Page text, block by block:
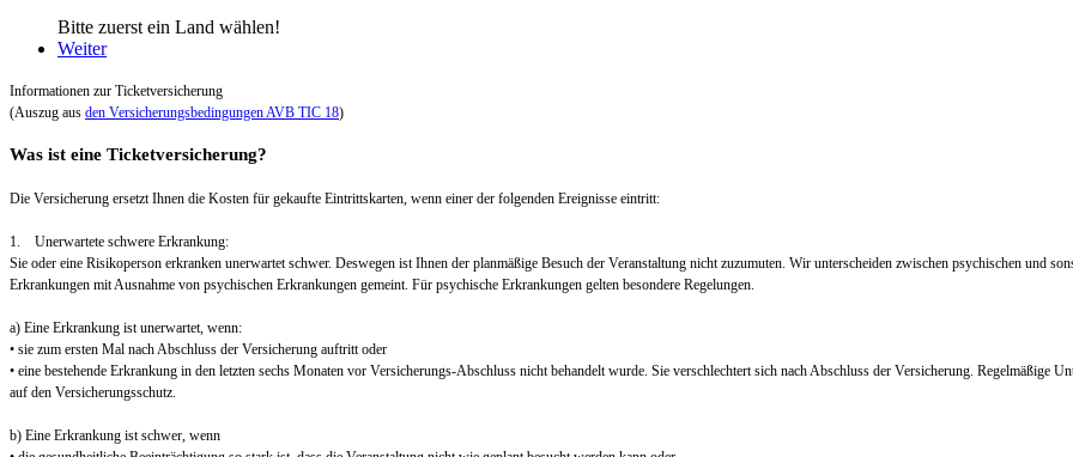
Bitte zuerst ein Land wählen!
Weiter
Informationen zur Ticketversicherung
(Auszug aus den Versicherungsbedingungen AVB TIC 18)
Was ist eine Ticketversicherung?
Die Versicherung ersetzt Ihnen die Kosten für gekaufte Eintrittskarten, wenn einer der folgenden Ereignisse eintritt:
1. Unerwartete schwere Erkrankung:
Sie oder eine Risikoperson erkranken unerwartet schwer. Deswegen ist Ihnen der planmäßige Besuch der Veranstaltung nicht zuzumuten. Wir unterscheiden zwischen psychischen und
Erkrankungen mit Ausnahme von psychischen Erkrankungen gemeint. Für psychische Erkrankungen gelten besondere Regelungen.
a) Eine Erkrankung ist unerwartet, wenn:
• sie zum ersten Mal nach Abschluss der Versicherung auftritt oder
• eine bestehende Erkrankung in den letzten sechs Monaten vor Versicherungs-Abschluss nicht behandelt wurde. Sie verschlechtert sich nach Abschluss der Versicherung. Regelmäßige
auf den Versicherungsschutz.
b) Eine Erkrankung ist schwer, wenn